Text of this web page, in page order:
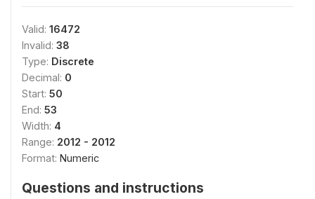
Valid: 16472
Invalid: 38
Type: Discrete
Decimal: 0
Start: 50
End: 53
Width: 4
Range: 2012 - 2012
Format: Numeric
Questions and instructions